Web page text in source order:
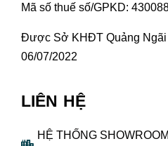
Mã số thuế số/GPKD:
Được Sở KHĐT Quảng Ngãi
06/07/2022
LIÊN HỆ
HỆ THỐNG